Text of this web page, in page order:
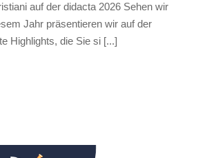
auf der didacta 2026 Sehen wir
Jahr präsentieren wir auf der
Highlights, die Sie si [...]